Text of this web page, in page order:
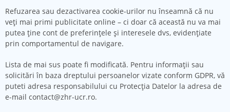
Refuzarea sau dezactivarea cookie-urilor nu înseamnă că nu
veţi mai primi publicitate online – ci doar că această nu va mai
putea ţine cont de preferinţele şi interesele dvs, evidenţiate
prin comportamentul de navigare.
Lista de mai sus poate fi modificată. Pentru informații sau
solicitări în baza dreptului persoanelor vizate conform GDPR, vă
puteti adresa responsabilului cu Protecția Datelor la adresa de
e-mail contact@zhr-ucr.ro.